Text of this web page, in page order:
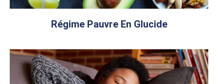
Régime Pauvre En Glucide